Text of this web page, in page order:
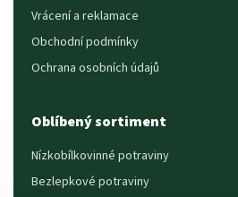
Vrácení a reklamace
Obchodní podmínky
Ochrana osobních údajů
Oblíbený sortiment
Nízkobílkovinné potraviny
Bezlepkové potraviny